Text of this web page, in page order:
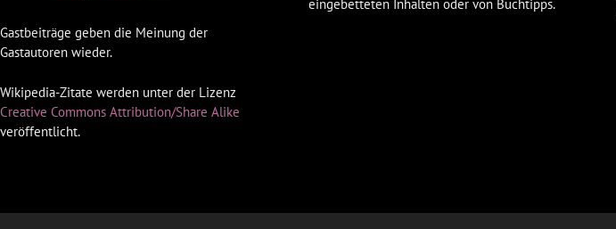
Gastbeiträge geben die Meinung der
Gastautoren wieder.
Wikipedia-Zitate werden unter der Lizenz
Creative Commons Attribution/Share Alike
veröffentlicht.
eingebetteten Inhalten oder von Buchtipps.